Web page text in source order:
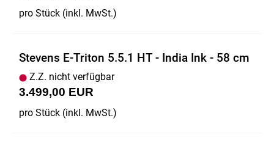
pro Stück (inkl. MwSt.)
Stevens E-Triton 5.5.1 HT - India Ink - 58 cm
Z.Z. nicht verfügbar
3.499,00 EUR
pro Stück (inkl. MwSt.)